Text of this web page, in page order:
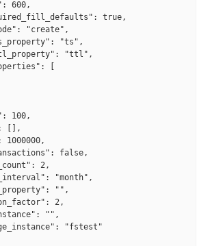
600,
true,
"create",
"ts",
"ttl",
[
100,
[],
1000000,
false,
2,
"month",
"",
2,
"",
"fstest"